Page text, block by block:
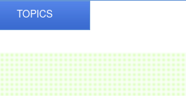
TOPICS